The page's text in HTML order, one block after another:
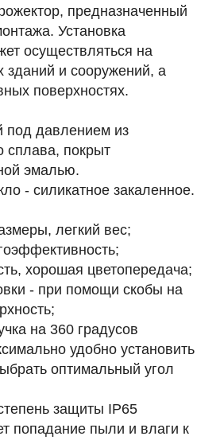
предназначенный
Установка
осуществляться на
зданий и сооружений, а
поверхностях.
под давлением из
сплава, покрыт
эмалью.
- силикатное закаленное.
легкий вес;
хорошая цветопередача;
- при помощи скобы на
на 360 градусов
удобно установить
оптимальный угол
защиты IP65
попадание пыли и влаги к